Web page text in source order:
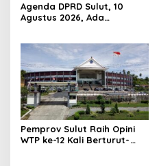
Agenda DPRD Sulut, 10
Agustus 2026, Ada
PPAS 2027 hingga Rapat
Banmus
Pemprov Sulut Raih Opini
WTP ke-12 Kali Berturut-